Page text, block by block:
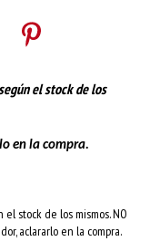
el stock de los
en la compra.
stock de los mismos. NO
aclararlo en la compra.